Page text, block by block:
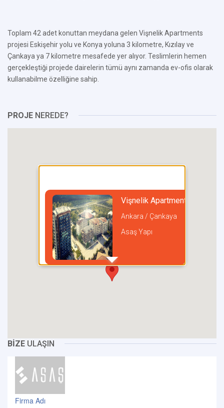
Toplam 42 adet konuttan meydana gelen Vişnelik Apartments
projesi Eskişehir yolu ve Konya yoluna 3 kilometre, Kızılay ve
Çankaya ya 7 kilometre mesafede yer alıyor. Teslimlerin hemen
gerçekleştiği projede dairelerin tümü aynı zamanda ev-ofis olarak
kullanabilme özelliğine sahip.
PROJE NEREDE?
Vişnelik Apartments
Ankara / Çankaya
Asaş Yapı
BİZE ULAŞIN
Firma Adı